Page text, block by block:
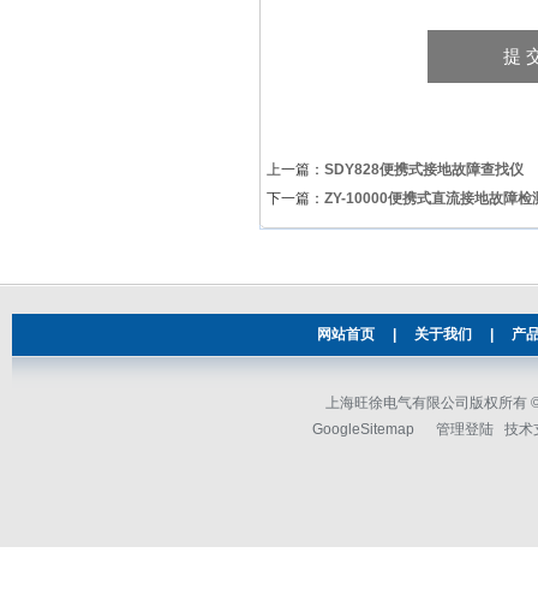
上一篇： SDY828便携式接地故障查找仪
下一篇： ZY-10000便携式直流接地故障检
网站首页 关于我们 产
上海旺徐电气有限公司版权所有
GoogleSitemap
管理登陆 技术